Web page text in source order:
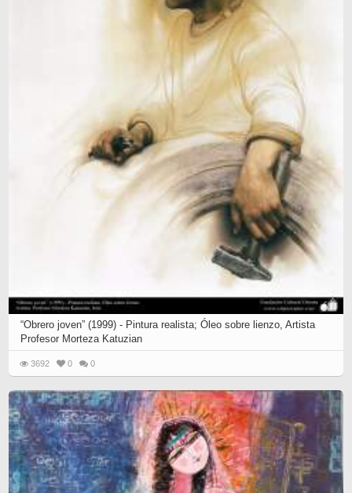
“Obrero joven” (1999) - Pintura realista; Óleo sobre lienzo, Artista
Profesor Morteza Katuzian
3692 0 0